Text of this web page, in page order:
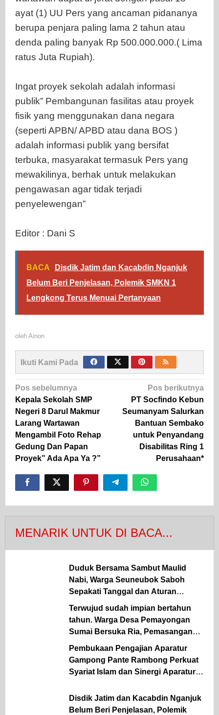
ayat (1) UU Pers yang ancaman pidananya
berupa penjara paling lama 2 tahun atau
denda paling banyak Rp 500.000.000.( Lima
ratus Juta Rupiah).
Ingat proyek sekolah adalah informasi
publik” Pembangunan fasilitas atau proyek
fisik yang menggunakan dana negara
(seperti APBN/ APBD atau dana BOS )
adalah informasi publik yang bersifat
terbuka, masyarakat termasuk Pers yang
mewakilinya, berhak untuk melakukan
pengawasan agar tidak terjadi
penyelewengan”
Editor : Dani S
BACA
Disdik Jatim dan Kacabdin Nganjuk
Belum Beri Penjelasan, Polemik SMKN 1
Lengkong Terus Menuai Pertanyaan
oleh Ainon
Ikuti Kami Pada
Navigasi
pos
Pos sebelumnya
Kepala Sekolah SMP
Negeri 8 Darul Makmur
Larang Wartawan
Mengambil Foto Rehap
Gedung Dan Papan
Proyek” Ada Apa Ya ?”
Pos berikutnya
PT Socfindo Kebun
Seumanyam Salurkan
Bantuan Sembako
untuk Penyandang
Disabilitas Ring 1
Perusahaan*
MENARIK UNTUK DI BACA...
Duduk Bersama Sambut Maulid
Nabi, Warga Seuneubok Saboh
Sepakati Tanggal dan Aturan
Terwujud sudah impian bertahun
tahun. Warga Desa Pemayongan
Sumai Bersuka Ria, Pemasangan
kWh Listrik PLN Mulai Terealisasi
Pembukaan Pengajian Aparatur
Gampong Pante Rambong Perkuat
Syariat Islam dan Sinergi Aparatur
Disdik Jatim dan Kacabdin Nganjuk
Belum Beri Penjelasan, Polemik